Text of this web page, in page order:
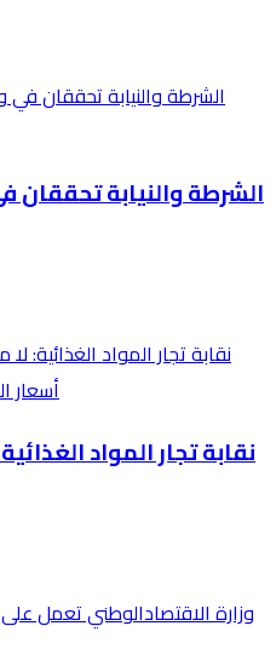
الشرطة والنيابة
نقابة تجار المواد